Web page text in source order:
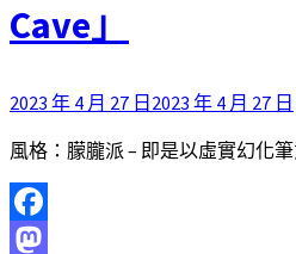
Cave」
2023 年 4 月 27 日 2023 年 4 月 27 日
風格：朦朧派 – 即是以虛實幻化
Facebook